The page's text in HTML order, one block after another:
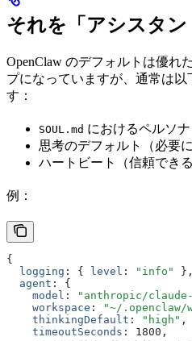
それを「アシスタ
OpenClaw のデフォルトは優れ
プになっていますが、通常は以
す：
SOUL.md におけるペルソ
思考のデフォルト（必要に
ハートビート（信頼でき
例：
{
  logging
: { level : "info" } ,
  agent
:
{
    model
: "anthropic/
    workspace
: "~/.openclaw/
    thinkingDefault
: "high" ,
    timeoutSeconds
: 1800 ,